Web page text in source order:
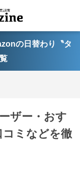
の日替わり〝タ
ザー・おす
コミなどを徹